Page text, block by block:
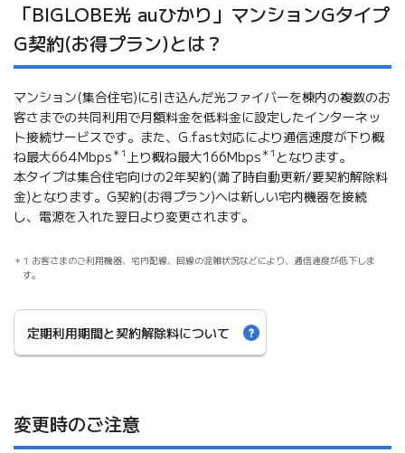
「BIGLOBE光 auひかり」マンションGタイプ
G契約(お得プラン)とは？
マンション(集合住宅)に引き込んだ光ファイバーを棟内の複数のお
客さまでの共同利用で月額料金を低料金に設定したインターネッ
ト接続サービスです。また、G.fast対応により通信速度が下り概
ね最大664Mbps ＊1 上り概ね最大166Mbps ＊1 となります。
本タイプは集合住宅向けの2年契約(満了時自動更新/要契約解除料
金)となります。G契約(お得プラン)へは新しい宅内機器を接続
し、電源を入れた翌日より変更されます。
1 お客さまのご利用機器、宅内配線、回線の混雑状況などにより、通信速度が低下しま
す。
定期利用期間と契約解除料について
変更時のご注意